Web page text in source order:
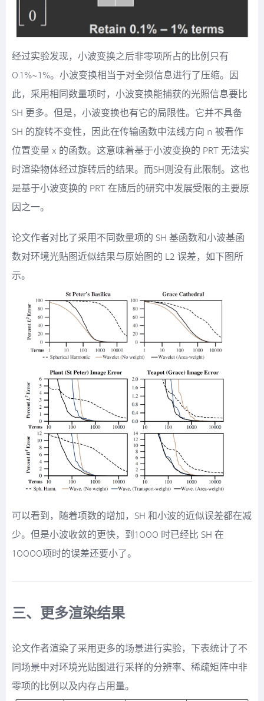
经过实验发现，小波变换之后非零项所占的比例只有
0.1%~1%。小波变换相当于对全频信息进行了压缩。因
此，采用相同数量项时，小波变换能捕获的光照信息要比
SH 更多。但是，小波变换也有它的局限性。它并不具备
SH 的旋转不变性，因此在传输函数中法线方向 n 被看作
位置变量 x 的函数。这意味着基于小波变换的 PRT 无法实
时渲染物体经过旋转后的结果。而SH则没有此限制。这也
是基于小波变换的 PRT 在随后的研究中发展受限的主要原
因之一。
论文作者对比了采用不同数量项的 SH 基函数和小波基函
数对环境光贴图近似结果与原始图的 L2 误差，如下图所
示。
可以看到，随着项数的增加，SH 和小波的近似误差都在减
少。但是小波收敛的更快，到1000 时已经比 SH 在
10000项时的误差还要小了。
三、更多渲染结果
论文作者渲染了采用更多的场景进行实验，下表统计了不
同场景中对环境光贴图进行采样的分辨率、稀疏矩阵中非
零项的比例以及内存占用量。